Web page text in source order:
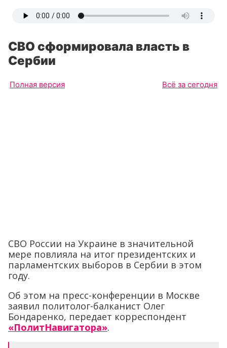
СВО сформировала власть в
Сербии
Полная версия Всё за сегодня
СВО России на Украине в значительной
мере повлияла на итог президентских и
парламентских выборов в Сербии в этом
году.
Об этом на пресс-конференции в Москве
заявил политолог-балканист Олег
Бондаренко, передает корреспондент
«ПолитНавигатора».